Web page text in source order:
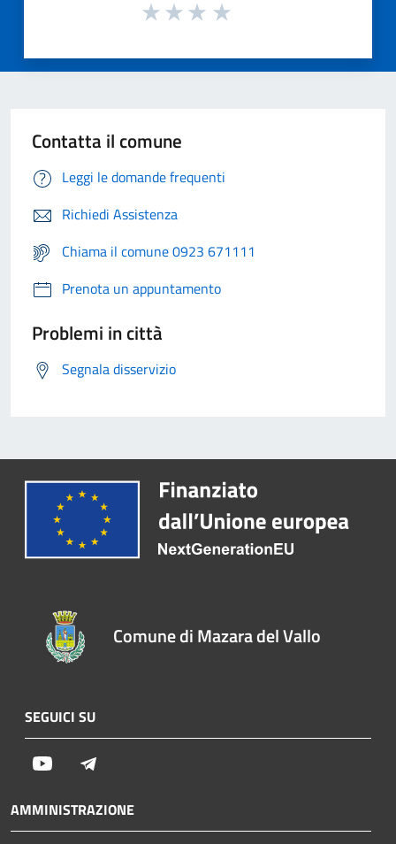
Contatta il comune
Leggi le domande frequenti
Richiedi Assistenza
Chiama il comune 0923 671111
Prenota un appuntamento
Problemi in città
Segnala disservizio
Comune di Mazara del Vallo
SEGUICI SU
Youtube
AMMINISTRAZIONE